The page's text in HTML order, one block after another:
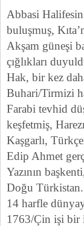
Abbasi
buluşmuş,
Akşam güneşi
çığlıkları
Hak, bir kez
Buhari/Tirmizi
Farabi tevhid
keşfetmiş,
Kaşgarlı,
Edip Ahmet
Yazının
Doğu Türkistan.
14 harfle
1763/Çin işi bir